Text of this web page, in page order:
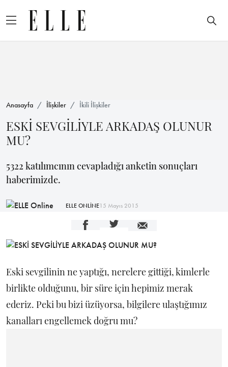
Anasayfa İlişkiler İkili İlişkiler
ESKİ SEVGİLİYLE ARKADAŞ OLUNUR
MU?
5322 katılımcının cevapladığı anketin sonuçları
haberimizde.
ELLE ONLİNE15 Mayıs 2015
Eski sevgilinin ne yaptığı, nerelere gittiği, kimlerle
birlikte olduğunu, bir süre için hepimiz merak
ederiz. Peki bu bizi üzüyorsa, bilgilere ulaştığımız
kanalları engellemek doğru mu?